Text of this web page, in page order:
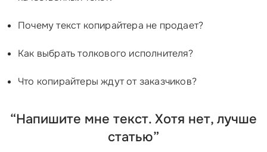
Почему текст копирайтера не продает?
Как выбрать толкового исполнителя?
Что копирайтеры ждут от заказчиков?
“Напишите мне текст. Хотя нет, лучше
статью”